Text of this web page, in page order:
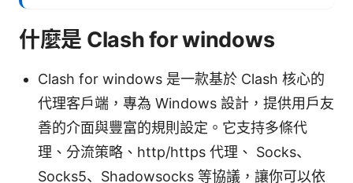
什麼是 Clash for windows
Clash for windows 是一款基於 Clash 核心的
代理客戶端，專為 Windows 設計，提供用戶友
善的介面與豐富的規則設定。它支持多條代
理、分流策略、http/https 代理、 Socks、
Socks5、Shadowsocks 等協議，讓你可以依